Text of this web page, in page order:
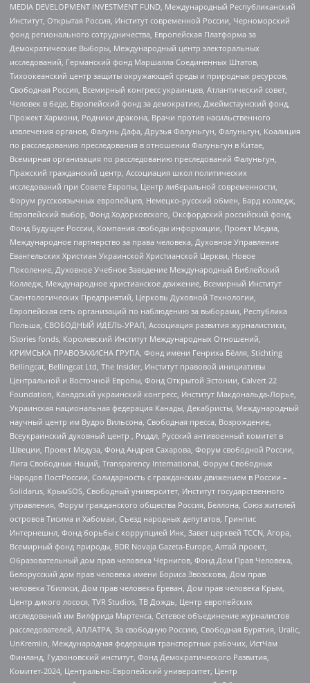
MEDIA DEVELOPMENT INVESTMENT FUND, Международный Республиканский
Институт, Открытая Россия, Институт современной России, Черноморский
фонд регионального сотрудничества, Европейская Платформа за
Демократические Выборы, Международный центр электоральных
исследований, Германский фонд Маршалла Соединенных Штатов,
Тихоокеанский центр защиты окружающей среды и природных ресурсов,
Свободная Россия, Всемирный конгресс украинцев, Атлантический совет,
Человек в беде, Европейский фонд за демократию, Джеймстаунский фонд,
Прожект Хармони, Родники дракона, Врачи против насильственного
извлечения органов, Фалунь Дафа, Друзья Фалуньгун, Фалуньгун, Коалиция
по расследованию преследования в отношении Фалуньгун в Китае,
Всемирная организация по расследованию преследований Фалуньгун,
Пражский гражданский центр, Ассоциация школ политических
исследований при Совете Европы, Центр либеральной современности,
Форум русскоязычных европейцев, Немецко-русский обмен, Бард колледж,
Европейский выбор, Фонд Ходорковского, Оксфордский российский фонд,
Фонд Будущее России, Компания свободы информации, Проект Медиа,
Международное партнерство за права человека, Духовное Управление
Евангельских Христиан Украинской Христианской Церкви, Новое
Поколение, Духовное Учебное Заведение Международный Библейский
Колледж, Международное христианское движение, Всемирный Институт
Саентологических Предприятий, Церковь Духовной Технологии,
Европейская сеть организаций по наблюдению за выборами, Республика
Польша, СВОБОДНЫЙ ИДЕЛЬ-УРАЛ, Ассоциация развития журналистики,
IStories fonds, Королевский Институт Международных Отношений,
КРИМСЬКА ПРАВОЗАХИСНА ГРУПА, Фонд имени Генриха Бёлля, Stichting
Bellingcat, Bellingcat Ltd, The Insider, Институт правовой инициативы
Центральной и Восточной Европы, Фонд Открытой Эстонии, Calvert 22
Foundation, Канадский украинский конгресс, Институт Макдональда-Лорье,
Украинская национальная федерация Канады, Декабристы, Международный
научный центр им Вудро Вильсона, Свободная пресса, Возрождение,
Всеукраинский духовный центр , Риддл, Русский антивоенный комитет в
Швеции, Проект Медуза, Фонд Андрея Сахарова, Форум свободной России,
Лига Свободных Наций, Transparеncy International, Форум Свободных
Народов ПостРоссии, Солидарность с гражданским движением в России –
Solidarus, КрымSOS, Свободный университет, Институт государственного
управления, Форум гражданского общества Россия, Беллона, Союз жителей
островов Тисима и Хабомаи, Съезд народных депутатов, Гринпис
Интернешнл, Фонд борьбы с коррупцией Инк, Завет церквей TCCN, Агора,
Всемирный фонд природы, BDR Novaja Gazeta-Europe, Алтай проект,
Образовательный дом прав человека Чернигов, Фонд Дом Прав Человека,
Белорусский дом прав человека имени Бориса Звозскова, Дом прав
человека Тбилиси, Дом прав человека Ереван, Дом прав человека Крым,
Центр дикого лосося, TVR Studios, ТВ Дождь, Центр европейских
исследований им Вилфрида Мартенса, Сетевое объединение журналистов
расследователей, АЛЛАТРА, За свободную Россию, Свободная Бурятия, Uralic,
UnKremlin, Международная федерация транспортных рабочих, ИстЧам
Финланд, Гудзоновский институт, Фонд Демократического Развития,
Комитет-2024, Центрально-Европейский университет, Центр